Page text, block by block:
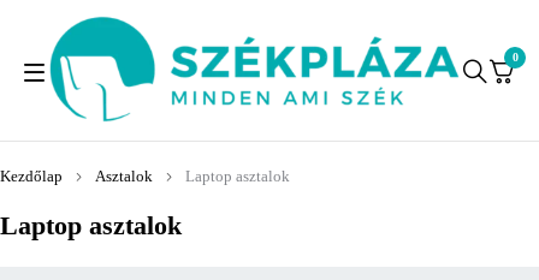
0
Laptop asztalok
Kezdőlap Asztalok Laptop asztalok